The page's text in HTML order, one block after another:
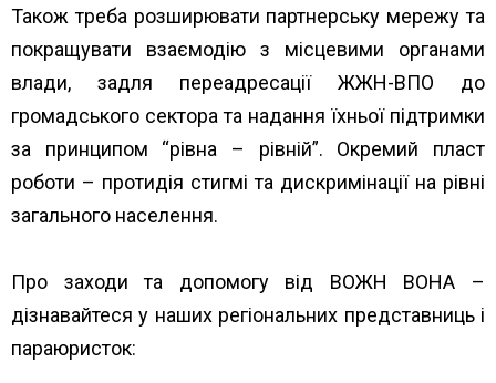
Також треба розширювати партнерську мережу та
покращувати взаємодію з місцевими органами
влади, задля переадресації ЖЖН-ВПО до
громадського сектора та надання їхньої підтримки
за принципом “рівна – рівній”. Окремий пласт
роботи – протидія стигмі та дискримінації на рівні
загального населення.
Про заходи та допомогу від ВОЖН ВОНА –
дізнавайтеся у наших регіональних представниць і
параюристок: